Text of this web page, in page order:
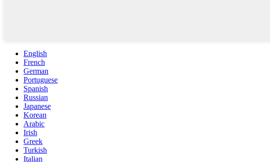
English
French
German
Portuguese
Spanish
Russian
Japanese
Korean
Arabic
Irish
Greek
Turkish
Italian